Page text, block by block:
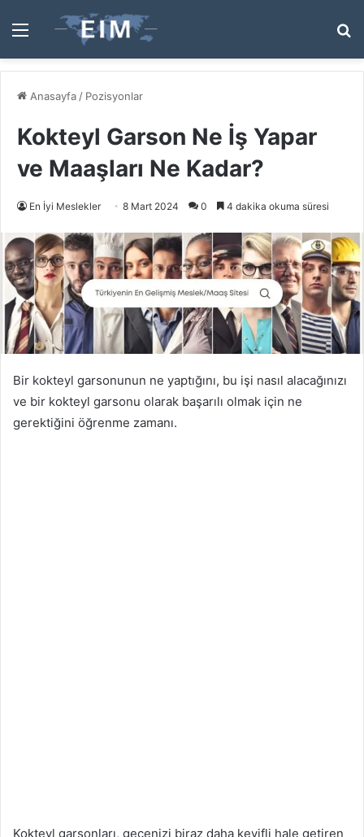
Menü
...
Anasayfa / Pozisyonlar
Kokteyl Garson Ne İş Yapar
ve Maaşları Ne Kadar?
En İyi Meslekler 8 Mart 2024 0 4 dakika okuma süresi
Bir kokteyl garsonunun ne yaptığını, bu işi nasıl alacağınızı
ve bir kokteyl garsonu olarak başarılı olmak için ne
gerektiğini öğrenme zamanı.
Kokteyl garsonları, gecenizi biraz daha keyifli hale getiren